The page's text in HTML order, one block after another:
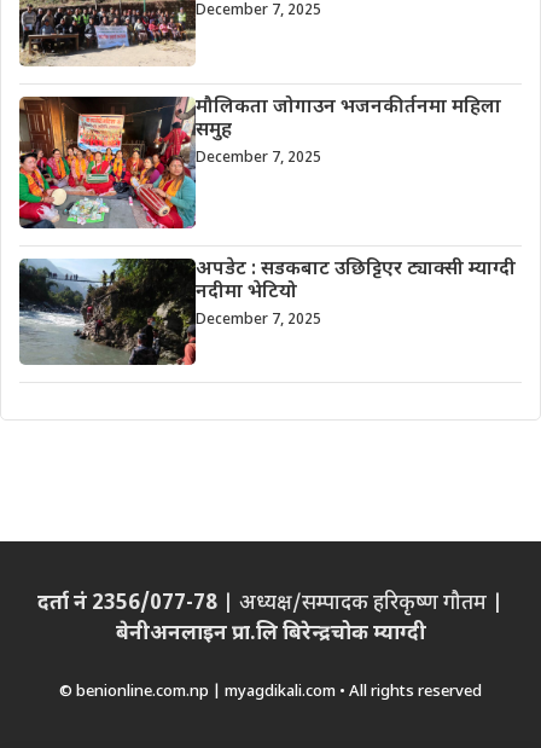
December 7, 2025
मौलिकता जोगाउन भजनकीर्तनमा महिला
समुह
December 7, 2025
अपडेट : सडकबाट उछिट्टिएर ट्याक्सी म्याग्दी
नदीमा भेटियो
December 7, 2025
दर्ता नं 2356/077-78 | अध्यक्ष/सम्पादक हरिकृष्ण गौतम |
बेनीअनलाइन प्रा.लि बिरेन्द्रचोक म्याग्दी
© benionline.com.np | myagdikali.com • All rights reserved